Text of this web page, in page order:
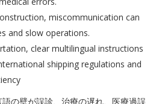
miscommunication can
and slow operations.
clear multilingual instructions
shipping regulations and
語の壁が誤診、治療の遅れ、医療過誤